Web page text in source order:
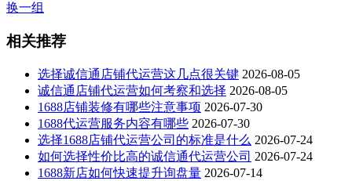
换一组
相关推荐
选择诚信通店铺代运营这几点很关键 2026-08-05
诚信通店铺代运营如何考察和选择 2026-08-05
1688店铺装修有哪些注意事项 2026-07-30
1688代运营服务内容有哪些 2026-07-30
选择1688店铺代运营公司的标准是什么 2026-07-24
如何选择性价比高的诚信通代运营公司 2026-07-24
1688新店如何快速提升询盘量 2026-07-14